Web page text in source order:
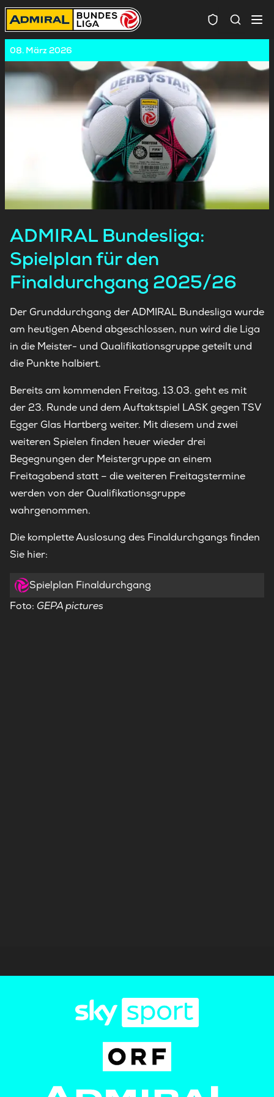
08. März 2026
ADMIRAL Bundesliga:
Spielplan für den
Finaldurchgang 2025/26
Der Grunddurchgang der ADMIRAL Bundesliga wurde
am heutigen Abend abgeschlossen, nun wird die Liga
in die Meister- und Qualifikationsgruppe geteilt und
die Punkte halbiert.
Bereits am kommenden Freitag, 13.03. geht es mit
der 23. Runde und dem Auftaktspiel LASK gegen TSV
Egger Glas Hartberg weiter. Mit diesem und zwei
weiteren Spielen finden heuer wieder drei
Begegnungen der Meistergruppe an einem
Freitagabend statt – die weiteren Freitagstermine
werden von der Qualifikationsgruppe
wahrgenommen.
Die komplette Auslosung des Finaldurchgangs finden
Sie hier:
Spielplan Finaldurchgang
Foto: GEPA pictures